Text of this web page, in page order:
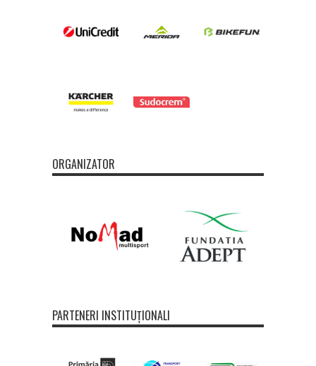
ORGANIZATOR
PARTENERI INSTITUȚIONALI